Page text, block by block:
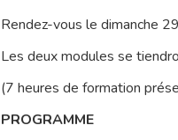
Rendez-vous le dimanche
Les deux modules se
(7 heures de formation
PROGRAMME